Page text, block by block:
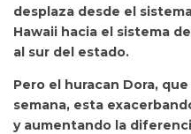
desplaza desde el
Hawaii hacia el sistema
al sur del estado.
Pero el huracan Dora,
semana, esta
y aumentando la